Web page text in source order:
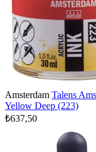
Amsterdam Talens
Yellow Deep (223)
₺637,50